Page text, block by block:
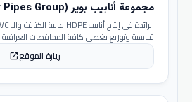
مجموعة أنابيب بوير (Bwer Pipes Group)
قياسية وتوزيع يغطي كافة المحافظات العراقية.
زيارة الموقعopen_in_new